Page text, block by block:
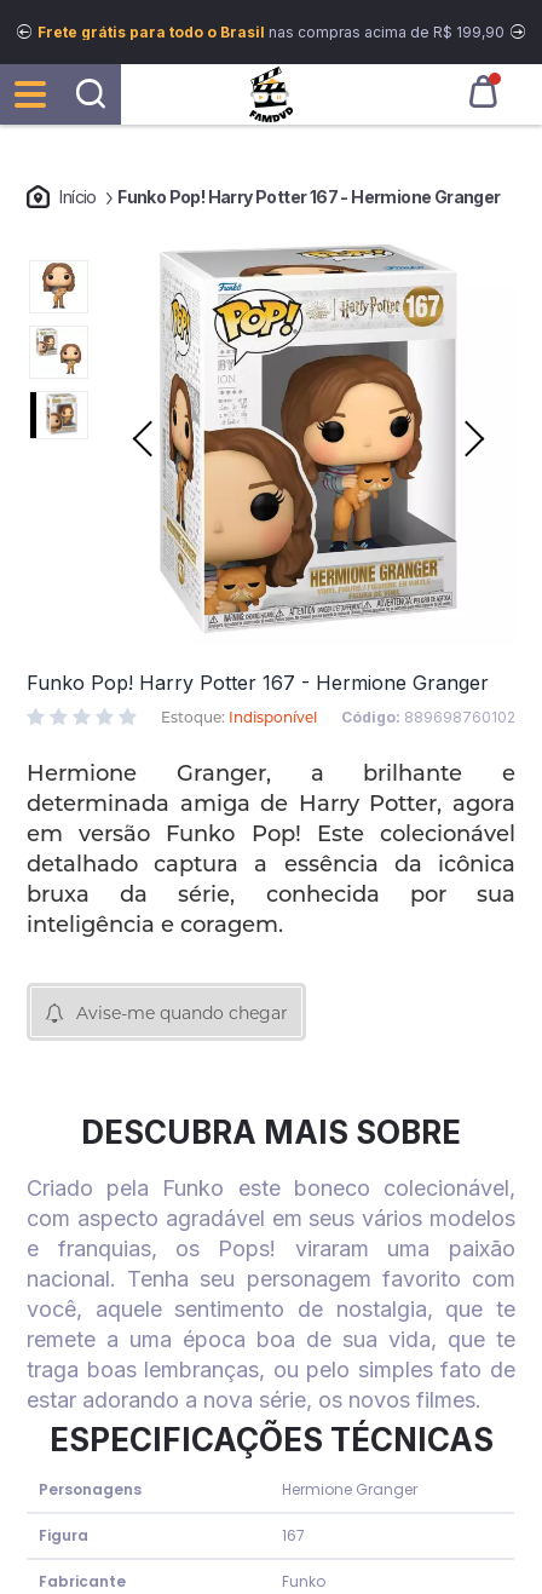
Frete grátis para todo o Brasil nas compras acima de R$ 199,90
Início Funko Pop! Harry Potter 167 - Hermione Granger
Funko Pop! Harry Potter 167 - Hermione Granger
Estoque: Indisponível Código: 889698760102
Hermione Granger, a brilhante e
determinada amiga de Harry Potter, agora
em versão Funko Pop! Este colecionável
detalhado captura a essência da icônica
bruxa da série, conhecida por sua
inteligência e coragem.
Avise-me quando chegar
DESCUBRA MAIS SOBRE
Criado pela Funko este boneco colecionável,
com aspecto agradável em seus vários modelos
e franquias, os Pops! viraram uma paixão
nacional. Tenha seu personagem favorito com
você, aquele sentimento de nostalgia, que te
remete a uma época boa de sua vida, que te
traga boas lembranças, ou pelo simples fato de
estar adorando a nova série, os novos filmes.
ESPECIFICAÇÕES TÉCNICAS
Personagens Hermione Granger
Figura 167
Fabricante Funko